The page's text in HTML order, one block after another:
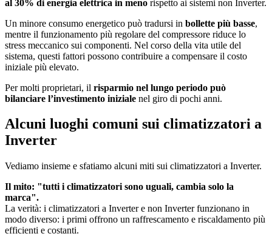
al 30% di energia elettrica in meno rispetto ai sistemi non Inverter.
Un minore consumo energetico può tradursi in bollette più basse,
mentre il funzionamento più regolare del compressore riduce lo
stress meccanico sui componenti. Nel corso della vita utile del
sistema, questi fattori possono contribuire a compensare il costo
iniziale più elevato.
Per molti proprietari, il risparmio nel lungo periodo può
bilanciare l’investimento iniziale nel giro di pochi anni.
Alcuni luoghi comuni sui climatizzatori a
Inverter
Vediamo insieme e sfatiamo alcuni miti sui climatizzatori a Inverter.
Il mito: "tutti i climatizzatori sono uguali, cambia solo la
marca".
La verità: i climatizzatori a Inverter e non Inverter funzionano in
modo diverso: i primi offrono un raffrescamento e riscaldamento più
efficienti e costanti.